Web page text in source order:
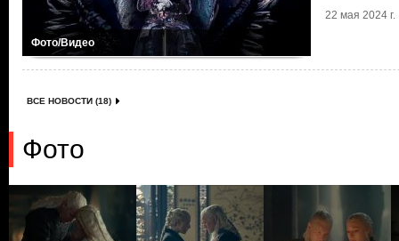
Фото/Видео
22 мая 2024 г.
ВСЕ НОВОСТИ (18)
Фото